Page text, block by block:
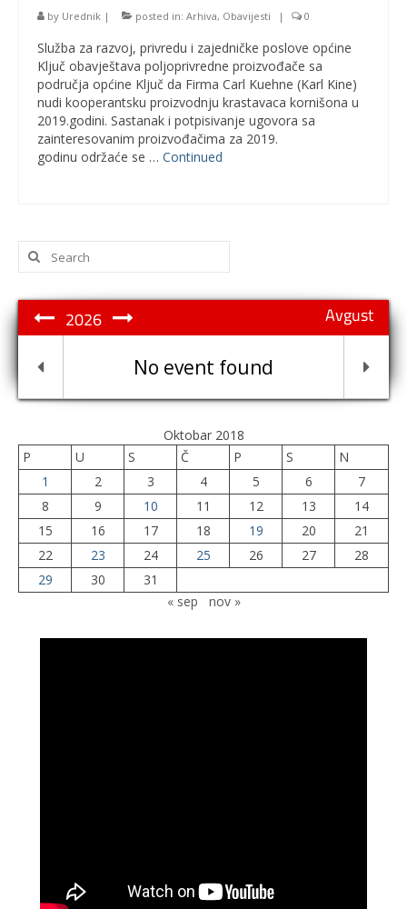
by Urednik | posted in: Arhiva, Obavijesti | 0
Služba za razvoj, privredu i zajedničke poslove općine
Ključ obavještava poljoprivredne proizvođače sa
područja općine Ključ da Firma Carl Kuehne (Karl Kine)
nudi kooperantsku proizvodnju krastavaca kornišona u
2019.godini. Sastanak i potpisivanje ugovora sa
zainteresovanim proizvođačima za 2019.
godinu održaće se … Continued
Search
for:
Avgust
2026
No event found
Oktobar 2018
P
U S Č P S
N
1
2 3 4 5 6
7
8
9 10 11 12 13
14
15
16 17 18 19 20
21
22
23 24 25 26 27
28
29
30
31
« sep
nov »